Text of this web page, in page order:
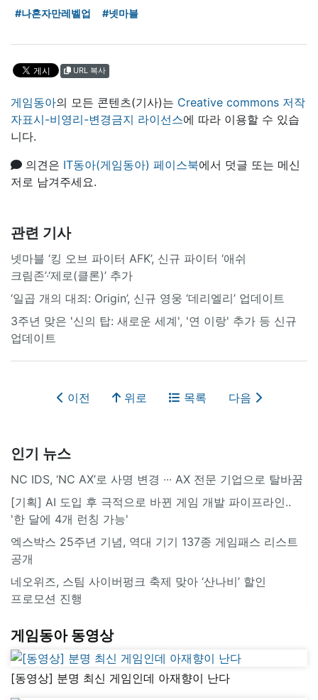
#나혼자만레벨업 #넷마블
URL 복사
게임동아의 모든 콘텐츠(기사)는 Creative commons 저작
자표시-비영리-변경금지 라이선스에 따라 이용할 수 있습
니다.
의견은 IT동아(게임동아) 페이스북에서 덧글 또는 메신
저로 남겨주세요.
관련 기사
넷마블 ‘킹 오브 파이터 AFK’, 신규 파이터 ‘애쉬
크림존’·‘제로(클론)’ 추가
‘일곱 개의 대죄: Origin’, 신규 영웅 ‘데리엘리’ 업데이트
3주년 맞은 '신의 탑: 새로운 세계', '연 이랑' 추가 등 신규
업데이트
이전 위로 목록 다음
인기 뉴스
NC IDS, ‘NC AX’로 사명 변경 ∙∙∙ AX 전문 기업으로 탈바꿈
[기획] AI 도입 후 극적으로 바뀐 게임 개발 파이프라인..
'한 달에 4개 런칭 가능'
엑스박스 25주년 기념, 역대 기기 137종 게임패스 리스트
공개
네오위즈, 스팀 사이버펑크 축제 맞아 ‘산나비’ 할인
프로모션 진행
게임동아 동영상
[동영상] 분명 최신 게임인데 아재향이 난다